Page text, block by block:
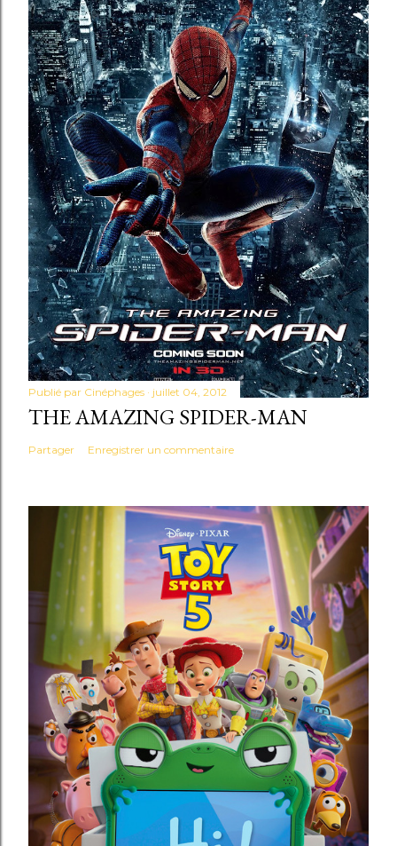
Publié par Cinéphages juillet 04, 2012
THE AMAZING SPIDER-MAN
Partager Enregistrer un commentaire